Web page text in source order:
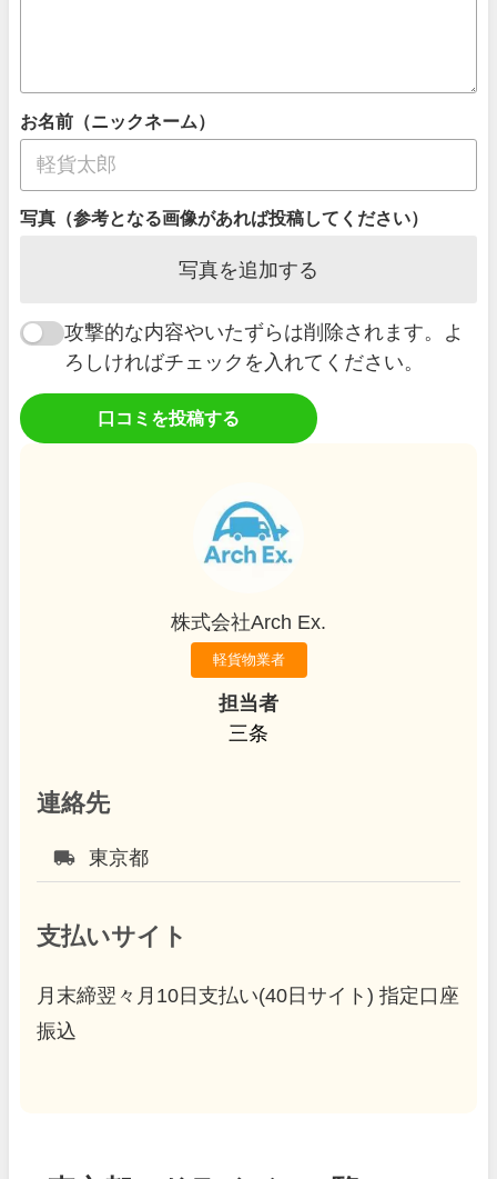
お名前（ニックネーム）
写真（参考となる画像があれば投稿してください）
写真を追加する
攻撃的な内容やいたずらは削除されます。よ
ろしければチェックを入れてください。
口コミを投稿する
株式会社Arch Ex.
軽貨物業者
担当者
三条
連絡先
local_shipping 東京都
支払いサイト
月末締翌々月10日支払い(40日サイト) 指定口座
振込